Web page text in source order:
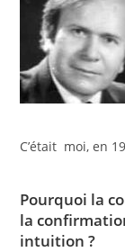
C’était moi, en
Pourquoi la
la
intuition ?